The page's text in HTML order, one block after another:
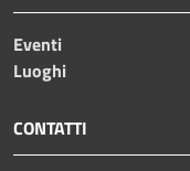
Eventi
Luoghi
CONTATTI